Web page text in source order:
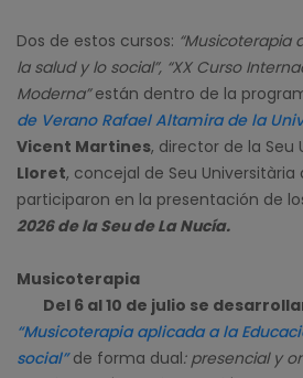
Dos de estos cursos: “Musicoterapia
la salud y lo social”, “XX Curso
Moderna”están dentro de la
de Verano Rafael Altamira de la
Vicent Martines, director de la Seu
Lloret, concejal de Seu Universitària
participaron en la presentación de
2026 de la Seu de La Nucía.
Musicoterapia
Del 6 al 10 de julio se
“Musicoterapia aplicada a la
social” de forma dual: presencial y